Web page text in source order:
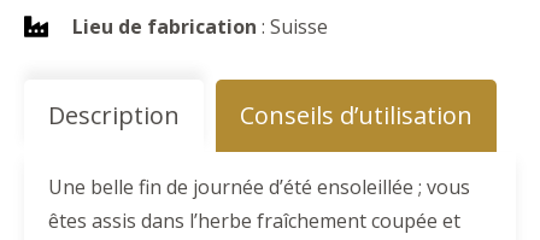
Lieu de fabrication : Suisse
Description Conseils d’utilisation
Une belle fin de journée d’été ensoleillée ; vous
êtes assis dans l’herbe fraîchement coupée et